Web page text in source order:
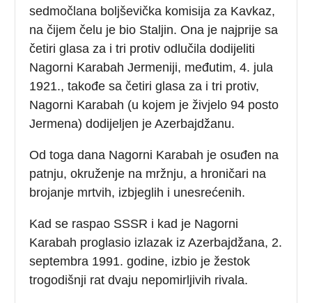
sedmočlana boljševička komisija za Kavkaz,
na čijem čelu je bio Staljin. Ona je najprije sa
četiri glasa za i tri protiv odlučila dodijeliti
Nagorni Karabah Jermeniji, međutim, 4. jula
1921., takođe sa četiri glasa za i tri protiv,
Nagorni Karabah (u kojem je živjelo 94 posto
Jermena) dodijeljen je Azerbajdžanu.
Od toga dana Nagorni Karabah je osuđen na
patnju, okruženje na mržnju, a hroničari na
brojanje mrtvih, izbjeglih i unesrećenih.
Kad se raspao SSSR i kad je Nagorni
Karabah proglasio izlazak iz Azerbajdžana, 2.
septembra 1991. godine, izbio je žestok
trogodišnji rat dvaju nepomirljivih rivala.